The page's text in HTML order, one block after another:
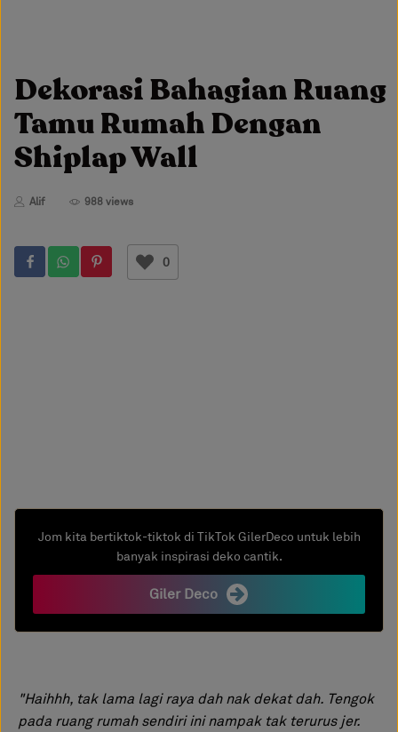
Dekorasi Bahagian Ruang
Tamu Rumah Dengan
Shiplap Wall
Alif 988 views
0
Jom kita bertiktok-tiktok di TikTok GilerDeco untuk lebih
banyak inspirasi deko cantik.
Giler Deco
"Haihhh, tak lama lagi raya dah nak dekat dah. Tengok
pada ruang rumah sendiri ini nampak tak terurus jer.